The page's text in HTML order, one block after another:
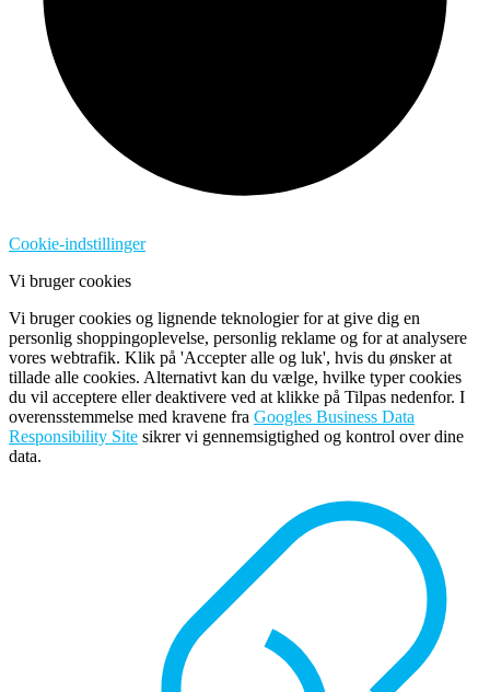
Cookie-indstillinger
Vi bruger cookies
Vi bruger cookies og lignende teknologier for at give dig en
personlig shoppingoplevelse, personlig reklame og for at analysere
vores webtrafik. Klik på 'Accepter alle og luk', hvis du ønsker at
tillade alle cookies. Alternativt kan du vælge, hvilke typer cookies
du vil acceptere eller deaktivere ved at klikke på Tilpas nedenfor. I
overensstemmelse med kravene fra Googles Business Data
Responsibility Site sikrer vi gennemsigtighed og kontrol over dine
data.